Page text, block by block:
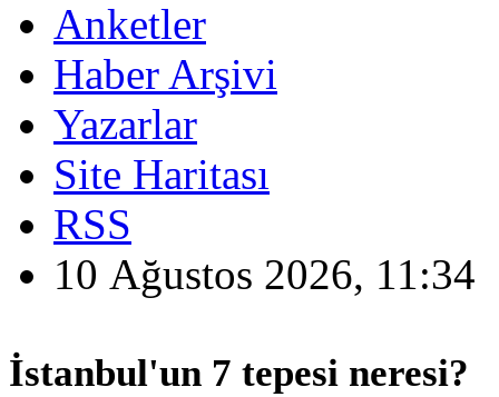
Anketler
Haber Arşivi
Yazarlar
Site Haritası
RSS
10 Ağustos 2026, 11:34
İstanbul'un 7 tepesi neresi?